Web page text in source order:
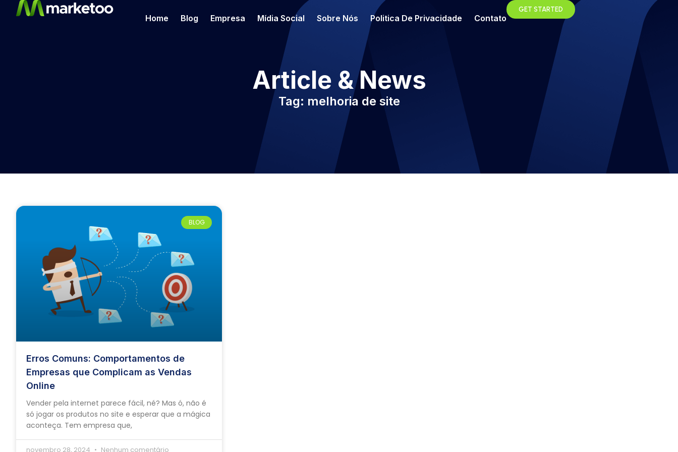
Home Blog Empresa Mídia Social Sobre Nós Politica De Privacidade Contato
GET STARTED
Article & News
Tag: melhoria de site
BLOG
Erros Comuns: Comportamentos de
Empresas que Complicam as Vendas
Online
Vender pela internet parece fácil, né? Mas ó, não é
só jogar os produtos no site e esperar que a mágica
aconteça. Tem empresa que,
novembro 28, 2024 Nenhum comentário